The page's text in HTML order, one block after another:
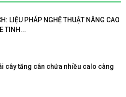
LIỆU PHÁP NGHỆ THUẬT NÂNG CAO
TINH...
cây tăng cân chứa nhiều calo càng